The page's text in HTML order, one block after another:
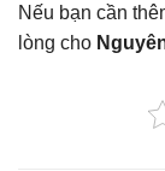
Nếu bạn cần
lòng cho